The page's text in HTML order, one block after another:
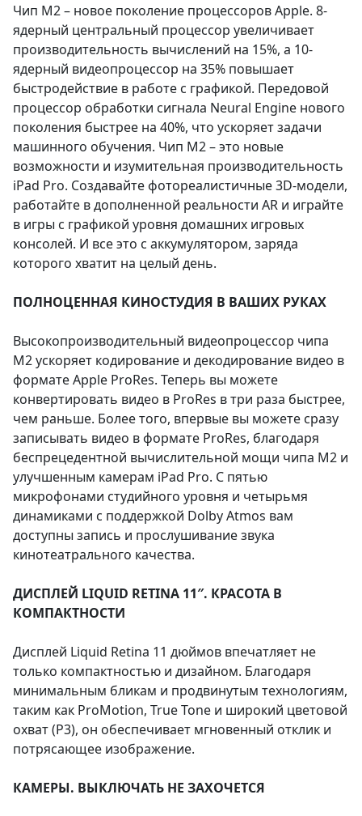
Чип M2 – новое поколение процессоров Apple. 8-
ядерный центральный процессор увеличивает
производительность вычислений на 15%, а 10-
ядерный видеопроцессор на 35% повышает
быстродействие в работе с графикой. Передовой
процессор обработки сигнала Neural Engine нового
поколения быстрее на 40%, что ускоряет задачи
машинного обучения. Чип M2 – это новые
возможности и изумительная производительность
iPad Pro. Создавайте фотореалистичные 3D-модели,
работайте в дополненной реальности AR и играйте
в игры с графикой уровня домашних игровых
консолей. И все это с аккумулятором, заряда
которого хватит на целый день.
ПОЛНОЦЕННАЯ КИНОСТУДИЯ В ВАШИХ РУКАХ
Высокопроизводительный видеопроцессор чипа
M2 ускоряет кодирование и декодирование видео в
формате Apple ProRes. Теперь вы можете
конвертировать видео в ProRes в три раза быстрее,
чем раньше. Более того, впервые вы можете сразу
записывать видео в формате ProRes, благодаря
беспрецедентной вычислительной мощи чипа M2 и
улучшенным камерам iPad Pro. С пятью
микрофонами студийного уровня и четырьмя
динамиками с поддержкой Dolby Atmos вам
доступны запись и прослушивание звука
кинотеатрального качества.
ДИСПЛЕЙ LIQUID RETINA 11″. КРАСОТА В
КОМПАКТНОСТИ
Дисплей Liquid Retina 11 дюймов впечатляет не
только компактностью и дизайном. Благодаря
минимальным бликам и продвинутым технологиям,
таким как ProMotion, True Tone и широкий цветовой
охват (P3), он обеспечивает мгновенный отклик и
потрясающее изображение.
КАМЕРЫ. ВЫКЛЮЧАТЬ НЕ ЗАХОЧЕТСЯ